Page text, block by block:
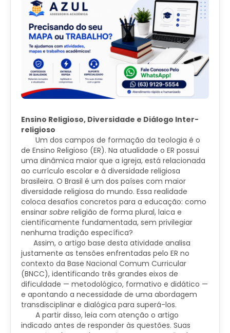
Ensino Religioso, Diversidade e Diálogo Inter-
religioso
Um dos campos de formação da teologia é o
de Ensino Religioso (ER). Na atualidade o ER possui
uma dinâmica maior que a igreja, está relacionada
ao currículo escolar e à diversidade religiosa
brasileira. O Brasil é um dos países com maior
diversidade religiosa do mundo. Essa realidade
coloca desafios concretos para a educação: como
ensinar sobre religião de forma plural, laica e
cientificamente fundamentada, sem privilegiar
nenhuma tradição específica?
Assim, o artigo base desta atividade analisa
justamente as tensões enfrentadas pelo ER no
contexto da Base Nacional Comum Curricular
(BNCC), identificando três grandes eixos de
dificuldade — metodológico, formativo e didático —
e apontando a necessidade de uma abordagem
transdisciplinar e dialógica para superá-los.
A partir disso, leia com atenção o artigo
indicado antes de responder às questões. Suas